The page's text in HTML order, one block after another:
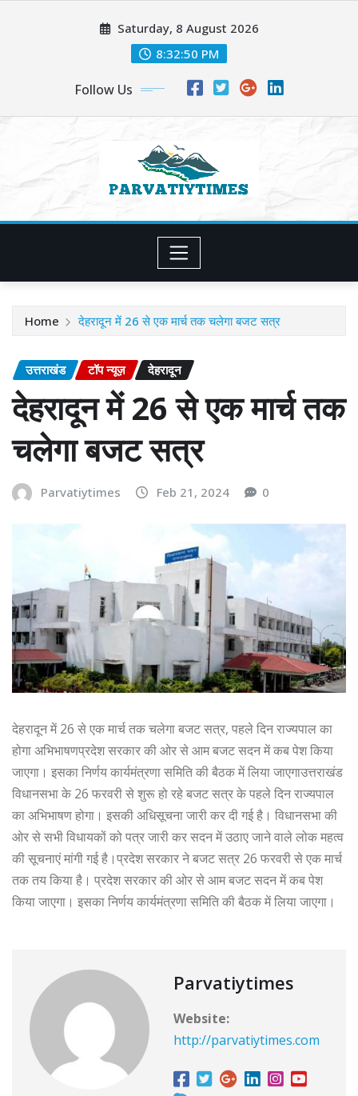
Saturday, 8 August 2026
8:32:52 PM
Follow Us
Home देहरादून में 26 से एक मार्च तक चलेगा बजट सत्र
उत्तराखंड टॉप न्यूज़ देहरादून
देहरादून में 26 से एक मार्च तक
चलेगा बजट सत्र
Parvatiytimes Feb 21, 2024 0
देहरादून में 26 से एक मार्च तक चलेगा बजट सत्र, पहले दिन राज्यपाल का
होगा अभिभाषणप्रदेश सरकार की ओर से आम बजट सदन में कब पेश किया
जाएगा। इसका निर्णय कार्यमंत्रणा समिति की बैठक में लिया जाएगाउत्तराखंड
विधानसभा के 26 फरवरी से शुरू हो रहे बजट सत्र के पहले दिन राज्यपाल
का अभिभाषण होगा। इसकी अधिसूचना जारी कर दी गई है। विधानसभा की
ओर से सभी विधायकों को पत्र जारी कर सदन में उठाए जाने वाले लोक महत्व
की सूचनाएं मांगी गई है।प्रदेश सरकार ने बजट सत्र 26 फरवरी से एक मार्च
तक तय किया है। प्रदेश सरकार की ओर से आम बजट सदन में कब पेश
किया जाएगा। इसका निर्णय कार्यमंत्रणा समिति की बैठक में लिया जाएगा।
Parvatiytimes
Website:
http://parvatiytimes.com